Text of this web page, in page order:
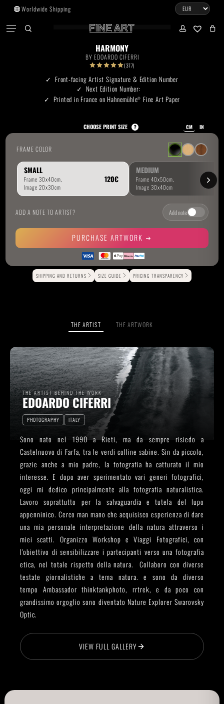
Skip
main
Worldwide Shipping
Menu CLOSE
CART
Go To Shop
Subtotal:
View Cart
HARMONY
BY EDOARDO CIFERRI
(377)
Front-facing Artist Signature & Edition Number
Next Edition Number:
Printed in France on Hahnemühle® Fine Art Paper
CHOOSE PRINT SIZE ? CM IN
SMALL MEDIUM
FRAME COLOR
ADD A NOTE TO ARTIST? Add note
PURCHASE ARTWORK
Alternative:
SHIPPING AND RETURNS SIZE GUIDE PRICING TRANSPARENCY
THE ARTIST THE ARTWORK
THE ARTIST BEHIND THE WORK
EDOARDO CIFERRI
PHOTOGRAPHY ITALY
Sono nato nel 1990 a Rieti, ma da sempre risiedo a
Castelnuovo di Farfa, tra le verdi colline sabine. Sin da piccolo,
grazie anche a mio padre, la fotografia ha catturato il mio
interesse. E dopo aver sperimentato vari generi fotografici,
oggi mi dedico principalmente alla fotografia naturalistica.
Lavoro soprattutto per la salvaguardia e tutela del lupo
appenninico. Cerco man mano che acquisisco esperienza di dare
una mia personale interpretazione della natura attraverso i
miei scatti. Organizzo Workshop e Viaggi Fotografici, con
l'obiettivo di sensibilizzare i partecipanti verso una fotografia
etica, nel totale rispetto della natura. Collaboro con diverse
testate giornalistiche a tema natura. e sono da diverso
tempo Ambassador thinktankphoto, rrtrek, e da poco con
grandissimo orgoglio sono diventato Nature Explorer Swarovsky
Optic.
VIEW FULL GALLERY